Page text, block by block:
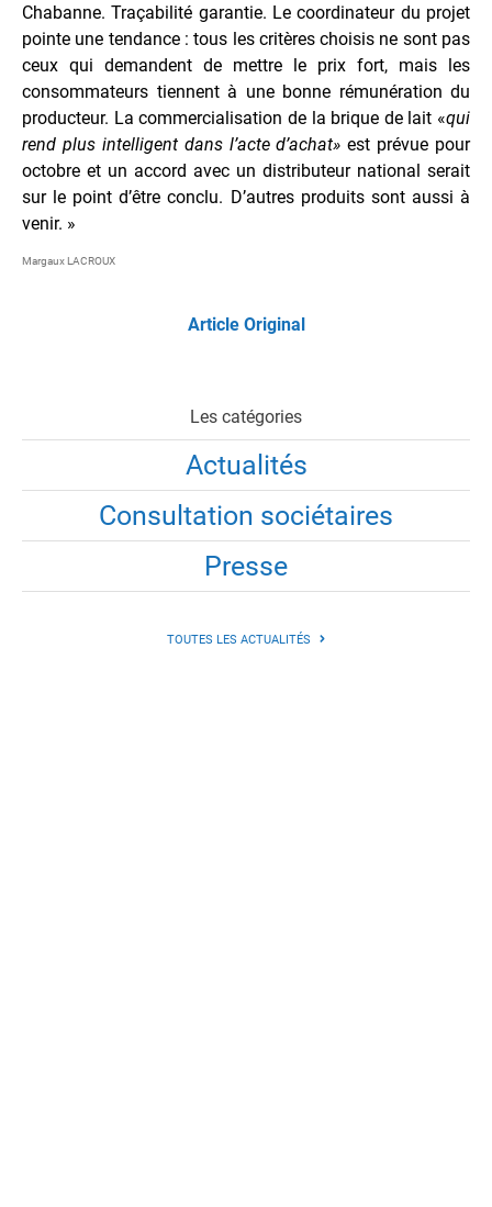
Chabanne. Traçabilité garantie. Le coordinateur du projet
pointe une tendance : tous les critères choisis ne sont pas
ceux qui demandent de mettre le prix fort, mais les
consommateurs tiennent à une bonne rémunération du
producteur. La commercialisation de la brique de lait «qui
rend plus intelligent dans l’acte d’achat» est prévue pour
octobre et un accord avec un distributeur national serait
sur le point d’être conclu. D’autres produits sont aussi à
venir. »
Margaux LACROUX
Article Original
Les catégories
Actualités
Consultation sociétaires
Presse
TOUTES LES ACTUALITÉS